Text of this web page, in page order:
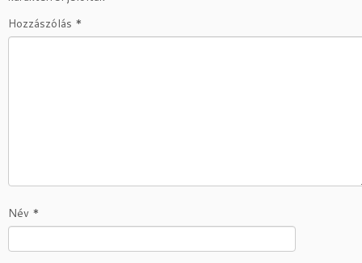
Hozzászólás *
Név *